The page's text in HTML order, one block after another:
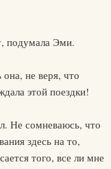
подумала Эми.
не веря, что
этой поездки!
Не сомневаюсь, что
здесь на то,
того, все ли мне